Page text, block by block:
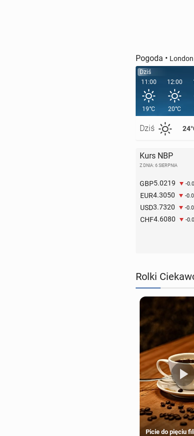
Pogoda • London
Dziś
11:00
19°C
Dziś
12:00
20°C
Kurs NBP
Z DNIA: 6 SIERPNIA
GBP5.0219 -
EUR4.3050 -
USD3.7320 -
CHF4.6080 -
Rolki
Picie do pięciu